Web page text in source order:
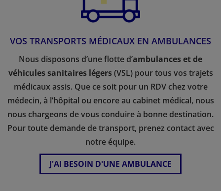
VOS TRANSPORTS MÉDICAUX EN AMBULANCES
Nous disposons d’une flotte d’ambulances et de
véhicules sanitaires légers(VSL) pour tous vos trajets
médicaux assis. Que ce soit pour un RDV chez votre
médecin, à l’hôpital ou encore au cabinet médical, nous
nous chargeons de vous conduire à bonne destination.
Pour toute demande de transport, prenez contact avec
notre équipe.
J'AI BESOIN D'UNE AMBULANCE